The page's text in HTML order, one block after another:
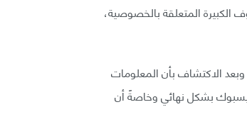
الكبيرة المتعلقة بالخصوصية،
وبعد الاكتشاف بأن المعلومات
بشكل نهائي وخاصةً أن